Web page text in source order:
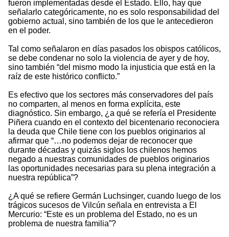
fueron implementadas desde el Estado. Ello, hay que
señalarlo categóricamente, no es solo responsabilidad del
gobierno actual, sino también de los que le antecedieron
en el poder.
Tal como señalaron en días pasados los obispos católicos,
se debe condenar no solo la violencia de ayer y de hoy,
sino también “del mismo modo la injusticia que está en la
raíz de este histórico conflicto.”
Es efectivo que los sectores más conservadores del país
no comparten, al menos en forma explícita, este
diagnóstico. Sin embargo, ¿a qué se refería el Presidente
Piñera cuando en el contexto del bicentenario reconociera
la deuda que Chile tiene con los pueblos originarios al
afirmar que “…no podemos dejar de reconocer que
durante décadas y quizás siglos los chilenos hemos
negado a nuestras comunidades de pueblos originarios
las oportunidades necesarias para su plena integración a
nuestra república”?
¿A qué se refiere Germán Luchsinger, cuando luego de los
trágicos sucesos de Vilcún señala en entrevista a El
Mercurio: “Este es un problema del Estado, no es un
problema de nuestra familia”?